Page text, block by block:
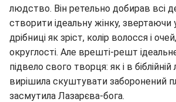
людство. Він ретельно добирав всі
створити ідеальну жінку, звертаючи
дрібниці як зріст, колір волосся і
округлості. Але врешті-решт
підвело свого творця: як і в біблійній
вирішила скуштувати заборонений
засмутила Лазарєва-бога.